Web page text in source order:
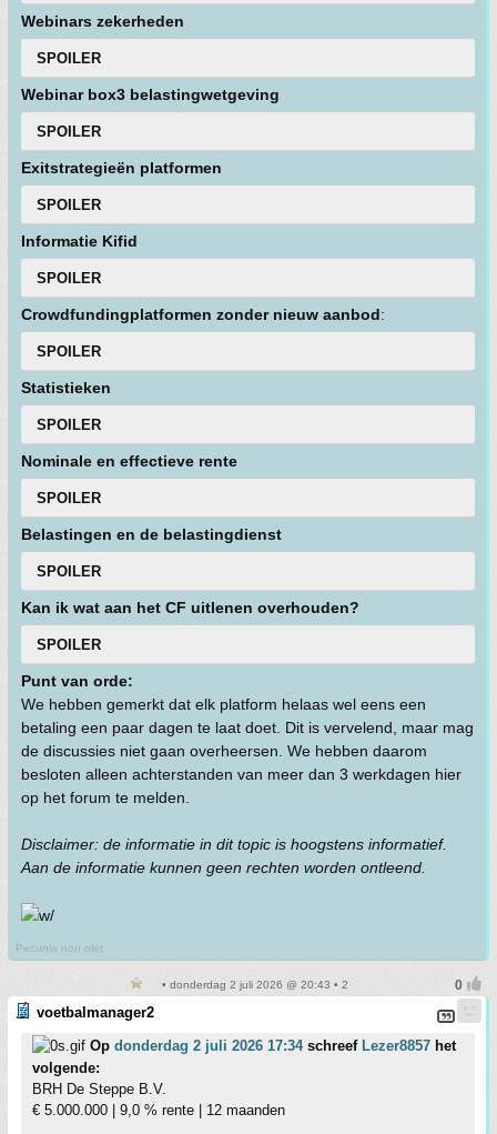
Webinars zekerheden
SPOILER
Webinar box3 belastingwetgeving
SPOILER
Exitstrategieën platformen
SPOILER
Informatie Kifid
SPOILER
Crowdfundingplatformen zonder nieuw aanbod:
SPOILER
Statistieken
SPOILER
Nominale en effectieve rente
SPOILER
Belastingen en de belastingdienst
SPOILER
Kan ik wat aan het CF uitlenen overhouden?
SPOILER
Punt van orde:
We hebben gemerkt dat elk platform helaas wel eens een
betaling een paar dagen te laat doet. Dit is vervelend, maar mag
de discussies niet gaan overheersen. We hebben daarom
besloten alleen achterstanden van meer dan 3 werkdagen hier
op het forum te melden.
Disclaimer: de informatie in dit topic is hoogstens informatief.
Aan de informatie kunnen geen rechten worden ontleend.
Pecunia non olet
• donderdag 2 juli 2026 @ 20:43 • 2
voetbalmanager2
Op donderdag 2 juli 2026 17:34schreef Lezer8857 het
volgende:
BRH De Steppe B.V.
€ 5.000.000 | 9,0 % rente | 12 maanden